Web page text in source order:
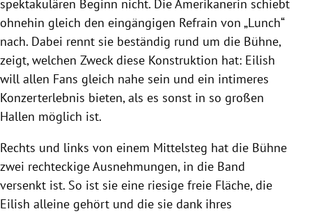
spektakulären Beginn nicht. Die Amerikanerin schiebt
ohnehin gleich den eingängigen Refrain von „Lunch“
nach. Dabei rennt sie beständig rund um die Bühne,
zeigt, welchen Zweck diese Konstruktion hat: Eilish
will allen Fans gleich nahe sein und ein intimeres
Konzerterlebnis bieten, als es sonst in so großen
Hallen möglich ist.
Rechts und links von einem Mittelsteg hat die Bühne
zwei rechteckige Ausnehmungen, in die Band
versenkt ist. So ist sie eine riesige freie Fläche, die
Eilish alleine gehört und die sie dank ihres